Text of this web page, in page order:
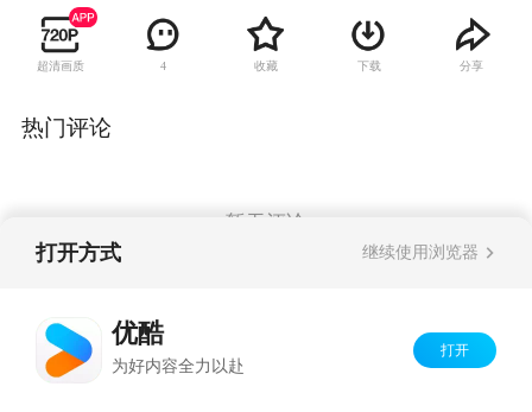
超清画质 4 收藏 下载 分享
热门评论
暂无评论
打开方式 继续使用浏览器
优酷
为好内容全力以赴
打开